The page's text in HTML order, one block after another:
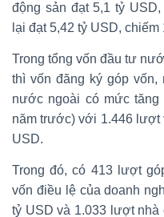
động sản đạt 5,1 tỷ
lại đạt 5,42 tỷ USD, chiếm
Trong tổng vốn đầu tư
thì vốn đăng ký góp
nước ngoài có mức tăng
năm trước) với 1.446 lượt
USD.
Trong đó, có 413 lượt
vốn điều lệ của doanh
tỷ USD và 1.033 lượt